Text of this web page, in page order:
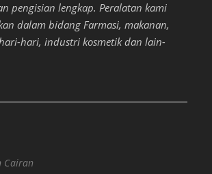
pengisian lengkap. Peralatan kami
dalam bidang Farmasi, makanan,
hari, industri kosmetik dan lain-
Cairan